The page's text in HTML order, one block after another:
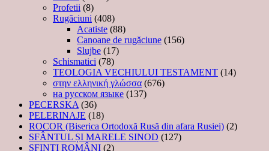
Profetii (8)
Rugăciuni (408)
Acatiste (88)
Canoane de rugăciune (156)
Slujbe (17)
Schismatici (78)
TEOLOGIA VECHIULUI TESTAMENT (14)
στην ελληνική γλώσσα (676)
на русском языке (137)
PECERSKA (36)
PELERINAJE (18)
ROCOR (Biserica Ortodoxă Rusă din afara Rusiei) (2)
SFÂNTUL ȘI MARELE SINOD (127)
SFINȚI ROMÂNI (2)